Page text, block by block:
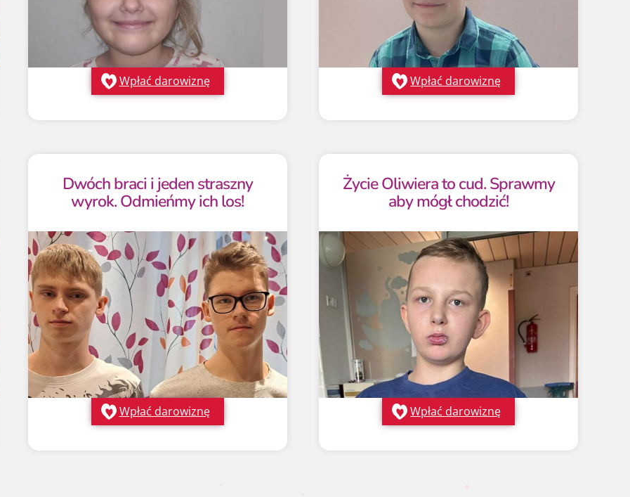
Wpłać darowiznę Wpłać darowiznę
Dwóch braci i jeden straszny
wyrok. Odmieńmy ich los!
Wpłać darowiznę
Życie Oliwiera to cud. Sprawmy
aby mógł chodzić!
Wpłać darowiznę